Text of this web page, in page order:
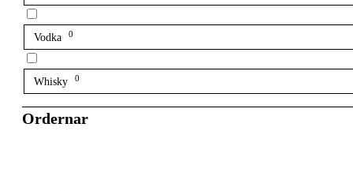
Vodka 0
Whisky 0
Ordernar